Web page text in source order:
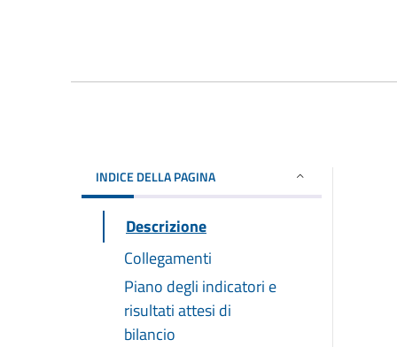
INDICE DELLA PAGINA
Descrizione
Collegamenti
Piano degli indicatori e
risultati attesi di
bilancio